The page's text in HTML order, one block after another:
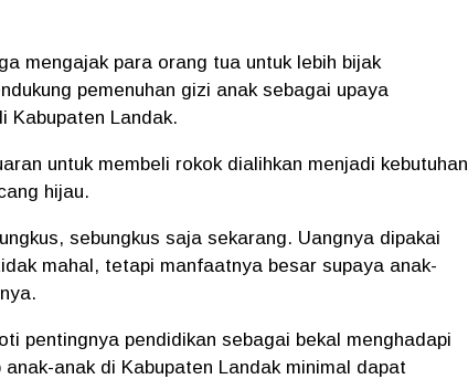
mengajak para orang tua untuk lebih bijak
pemenuhan gizi anak sebagai upaya
Kabupaten Landak.
untuk membeli rokok dialihkan menjadi kebutuhan
hijau.
sebungkus saja sekarang. Uangnya dipakai
mahal, tetapi manfaatnya besar supaya anak-
pentingnya pendidikan sebagai bekal menghadapi
anak di Kabupaten Landak minimal dapat